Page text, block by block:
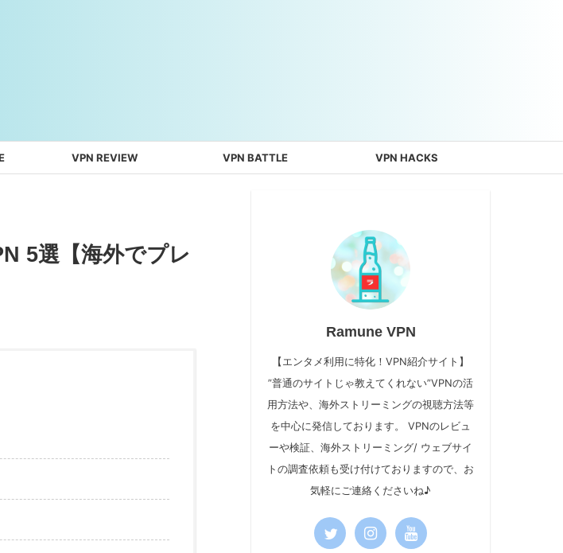
VPN REVIEW VPN BATTLE VPN HACKS
5選【海外でプレ
Ramune VPN
【エンタメ利用に特化！VPN紹介サイト】
”普通のサイトじゃ教えてくれない”VPNの活
用方法や、海外ストリーミングの視聴方法等
を中心に発信しております。 VPNのレビュ
ーや検証、海外ストリーミング/ ウェブサイ
トの調査依頼も受け付けておりますので、お
気軽にご連絡くださいね♪